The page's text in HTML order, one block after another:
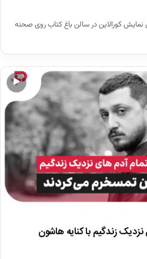
نمایش کورالاین در سالن باغ کتاب روی صحنه
▶
زندگیم با کنایه هاشون